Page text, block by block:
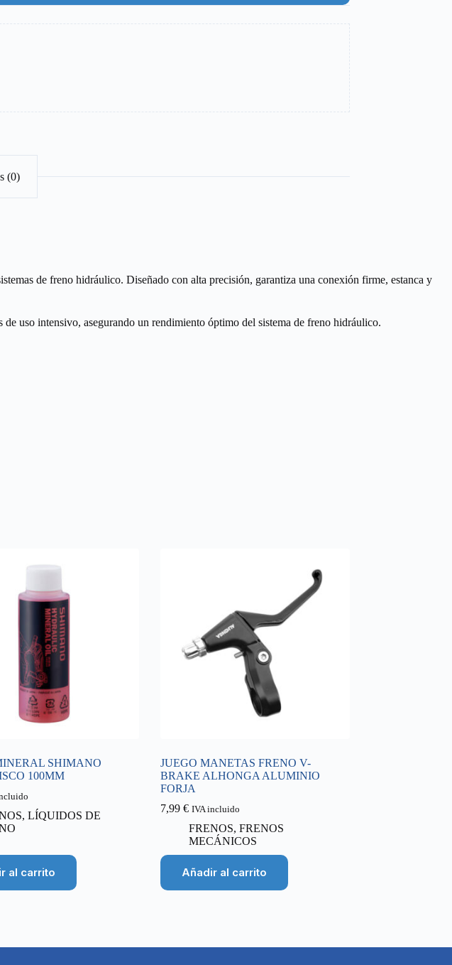
(0)
de freno hidráulico. Diseñado con alta precisión, garantiza una conexión firme, estanca y
uso intensivo, asegurando un rendimiento óptimo del sistema de freno hidráulico.
SHIMANO
100MM
, LÍQUIDOS DE
al carrito
JUEGO MANETAS FRENO V-
BRAKE ALHONGA ALUMINIO
FORJA
7,99 € IVA incluido
FRENOS, FRENOS
MECÁNICOS
Añadir al carrito